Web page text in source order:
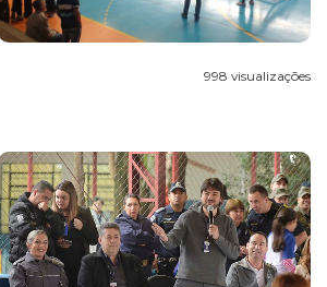
998 visualizações